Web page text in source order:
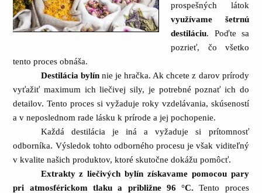
prospešných látok
využívame šetrnú
destiláciu. Poďte sa
pozrieť, čo všetko
tento proces obnáša.
Destilácia bylín nie je hračka. Ak chcete z darov prírody
vyťažiť maximum ich liečivej sily, je potrebné poznať ich do
detailov. Tento proces si vyžaduje roky vzdelávania, skúseností
a v neposlednom rade lásku k prírode a jej pochopenie.
Každá destilácia je iná a vyžaduje si prítomnosť
odborníka. Výsledok tohto odborného procesu je však viditeľný
v kvalite našich produktov, ktoré skutočne dokážu pomôcť.
Extrakty z liečivých bylín získavame pomocou pary
pri atmosférickom tlaku a približne 96 °C.Tento proces